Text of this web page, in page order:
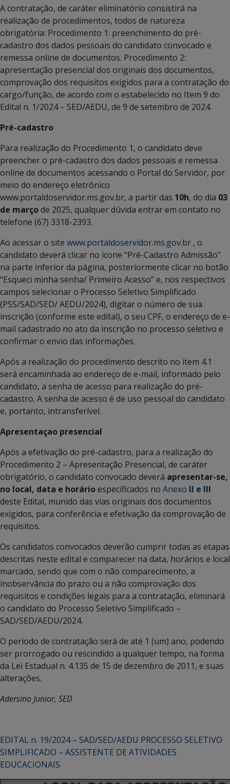
A contratação, de caráter eliminatório consistirá na
realização de procedimentos, todos de natureza
obrigatória: Procedimento 1: preenchimento do pré-
cadastro dos dados pessoais do candidato convocado e
remessa online de documentos. Procedimento 2:
apresentação presencial dos originais dos documentos,
comprovação dos requisitos exigidos para a contratação do
cargo/função, de acordo com o estabelecido no Item 9 do
Edital n. 1/2024 – SED/AEDU, de 9 de setembro de 2024.
Pré-cadastro
Para realização do Procedimento 1, o candidato deve
preencher o pré-cadastro dos dados pessoais e remessa
online de documentos acessando o Portal do Servidor, por
meio do endereço eletrônico
www.portaldoservidor.ms.gov.br, a partir das 10h, do dia 03
de marçode 2025, qualquer dúvida entrar em contato no
telefone (67) 3318-2393.
Ao acessar o site www.portaldoservidor.ms.gov.br , o
candidato deverá clicar no ícone “Pré-Cadastro Admissão”
na parte inferior da página, posteriormente clicar no botão
“Esqueci minha senha/ Primeiro Acesso” e, nos respectivos
campos selecionar o Processo Seletivo Simplificado
(PSS/SAD/SED/ AEDU/2024), digitar o número de sua
inscrição (conforme este edital), o seu CPF, o endereço de e-
mail cadastrado no ato da inscrição no processo seletivo e
confirmar o envio das informações.
Após a realização do procedimento descrito no item 4.1
será encaminhada ao endereço de e-mail, informado pelo
candidato, a senha de acesso para realização do pré-
cadastro. A senha de acesso é de uso pessoal do candidato
e, portanto, intransferível.
Apresentaçao presencial
Após a efetivação do pré-cadastro, para a realização do
Procedimento 2 – Apresentação Presencial, de caráter
obrigatório, o candidato convocado deverá apresentar-se,
no local, data e horárioespecificados no Anexo II e III
deste Edital, munido das vias originais dos documentos
exigidos, para conferência e efetivação da comprovação de
requisitos.
Os candidatos convocados deverão cumprir todas as etapas
descritas neste edital e comparecer na data, horários e local
marcado, sendo que com o não comparecimento, a
inobservância do prazo ou a não comprovação dos
requisitos e condições legais para a contratação, eliminará
o candidato do Processo Seletivo Simplificado –
SAD/SED/AEDU/2024.
O período de contratação será de até 1 (um) ano, podendo
ser prorrogado ou rescindido a qualquer tempo, na forma
da Lei Estadual n. 4.135 de 15 de dezembro de 2011, e suas
alterações.
Adersino Junior, SED
EDITAL n. 19/2024 – SAD/SED/AEDU PROCESSO SELETIVO
SIMPLIFICADO – ASSISTENTE DE ATIVIDADES
EDUCACIONAIS